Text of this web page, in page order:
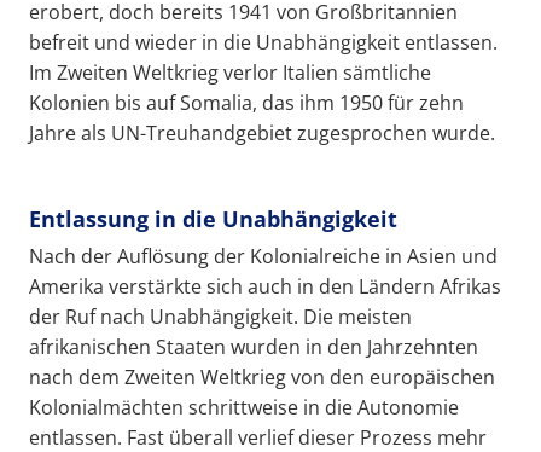
erobert, doch bereits 1941 von Großbritannien
befreit und wieder in die Unabhängigkeit entlassen.
Im Zweiten Weltkrieg verlor Italien sämtliche
Kolonien bis auf Somalia, das ihm 1950 für zehn
Jahre als UN-Treuhandgebiet zugesprochen wurde.
Entlassung in die Unabhängigkeit
Nach der Auflösung der Kolonialreiche in Asien und
Amerika verstärkte sich auch in den Ländern Afrikas
der Ruf nach Unabhängigkeit. Die meisten
afrikanischen Staaten wurden in den Jahrzehnten
nach dem Zweiten Weltkrieg von den europäischen
Kolonialmächten schrittweise in die Autonomie
entlassen. Fast überall verlief dieser Prozess mehr